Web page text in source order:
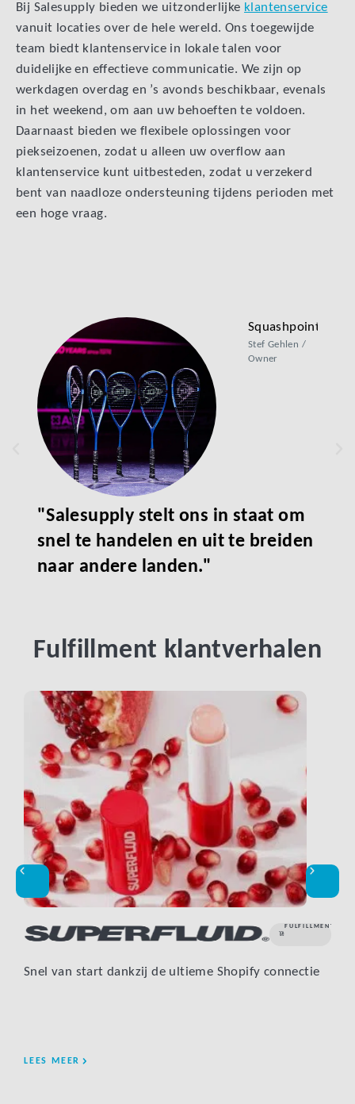
Bij Salesupply bieden we uitzonderlijke klantenservice
vanuit locaties over de hele wereld. Ons toegewijde
team biedt klantenservice in lokale talen voor
duidelijke en effectieve communicatie. We zijn op
werkdagen overdag en ’s avonds beschikbaar, evenals
in het weekend, om aan uw behoeften te voldoen.
Daarnaast bieden we flexibele oplossingen voor
piekseizoenen, zodat u alleen uw overflow aan
klantenservice kunt uitbesteden, zodat u verzekerd
bent van naadloze ondersteuning tijdens perioden met
een hoge vraag.
Squashpoint
Stef Gehlen /
Owner
"Salesupply stelt ons in staat om
snel te handelen en uit te breiden
naar andere landen."
Fulfillment klantverhalen
FULFILLMENT
Snel van start dankzij de ultieme Shopify connectie
LEES MEER